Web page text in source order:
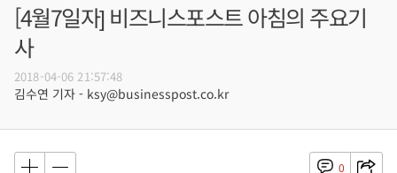
[4월7일자] 비즈니스포스트 아침의 주요기
사
2018-04-06 21:57:48
김수연 기자 - ksy@businesspost.co.kr
0